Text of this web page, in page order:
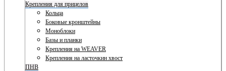
Крепления для прицелов
Кольца
Боковые кронштейны
Моноблоки
Базы и планки
Крепления на WEAVER
Крепления на ласточкин хвост
ПНВ